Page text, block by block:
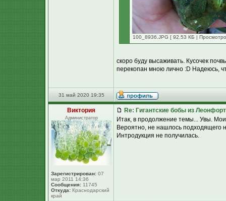
100_8936.JPG [ 92.53 КБ |
скоро буду высаживать. Кусочек
перекопан мною лично :D Надеюсь,
31 май 2020 19:35
Виктория
Администратор
Зарегистрирован: 07
мар 2011 14:36
Сообщения: 11745
Откуда: Краснодарский
край
Re: Гигантские бобы из
Итак, в продолжение темы... Увы.
Вероятно, не нашлось подходящего
Интродукция не получилась.